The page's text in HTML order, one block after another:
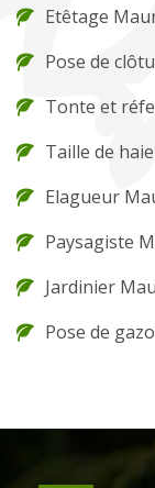
Etêtage
Pose de
Tonte et
Taille de
Elagueur
Paysagiste
Jardinier
Pose de